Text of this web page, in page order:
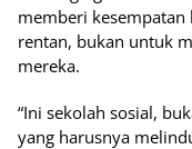
memberi kesempatan
rentan, bukan untuk
mereka.
“Ini sekolah sosial,
yang harusnya